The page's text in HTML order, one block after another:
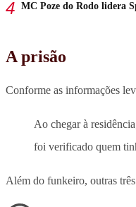
MC Poze do Rodo lidera
A prisão
Conforme as informações
Ao chegar à
foi verificado quem
Além do funkeiro, outras